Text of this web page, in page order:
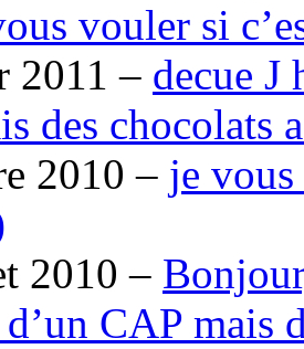
vouler si
2011 – decue J
des chocolats
2010 – je
2010 –
CAP mais